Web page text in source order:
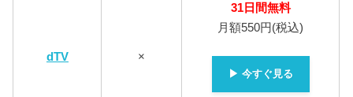
dTV ×
31日間無料
月額550円(税込)
▶ 今すぐ見る